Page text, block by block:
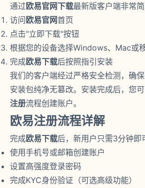
通过欧易官网下载最新版客户端非常简
访问欧易官网首页
点击"立即下载"按钮
根据您的设备选择Windows、Mac或
完成欧易下载后按照指引安装
我们的客户端经过严格安全检测，确
安装包纯净无篡改。安装完成后，您
注册流程创建账户。
欧易注册流程详解
完成欧易下载后，新用户只需3分钟即
使用手机号或邮箱创建账户
设置高强度登录密码
完成KYC身份验证（可选高级功能）